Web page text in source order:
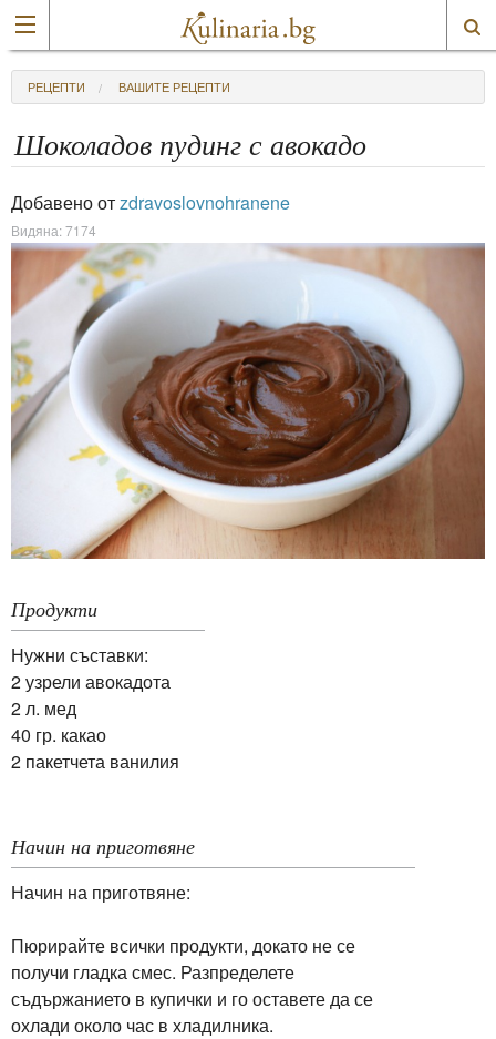
РЕЦЕПТИ ВАШИТЕ РЕЦЕПТИ
Шоколадов пудинг с авокадо
Добавено отzdravoslovnohranene
Видяна: 7174
Продукти
Нужни съставки:
2 узрели авокадота
2 л. мед
40 гр. какао
2 пакетчета ванилия
Начин на приготвяне
Начин на приготвяне:
Пюрирайте всички продукти, докато не се
получи гладка смес. Разпределете
съдържанието в купички и го оставете да се
охлади около час в хладилника.